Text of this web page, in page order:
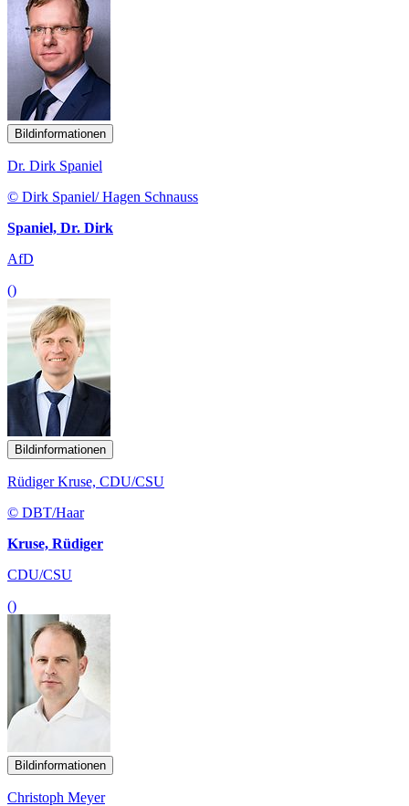
Bildinformationen
Dr. Dirk Spaniel
© Dirk Spaniel/ Hagen Schnauss
Spaniel, Dr. Dirk
AfD
()
Bildinformationen
Rüdiger Kruse, CDU/CSU
© DBT/Haar
Kruse, Rüdiger
CDU/CSU
()
Bildinformationen
Christoph Meyer